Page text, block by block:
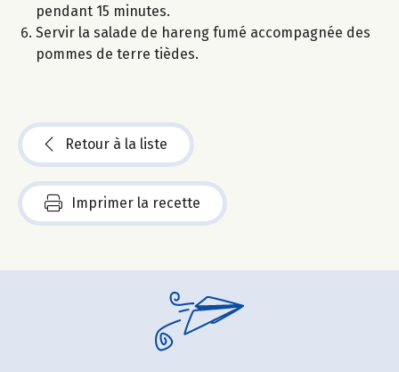
pendant 15 minutes.
Servir la salade de hareng fumé accompagnée des
pommes de terre tièdes.
Retour à la liste
Imprimer la recette